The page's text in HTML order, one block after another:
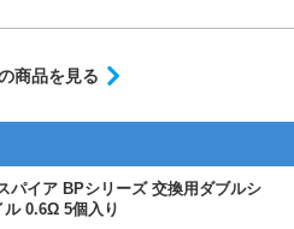
商品を見る
パイア BPシリーズ 交換用ダブルシ
ル 0.6Ω 5個入り